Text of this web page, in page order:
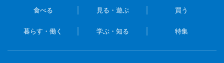
食べる 見る・遊ぶ 買う
暮らす・働く 学ぶ・知る 特集